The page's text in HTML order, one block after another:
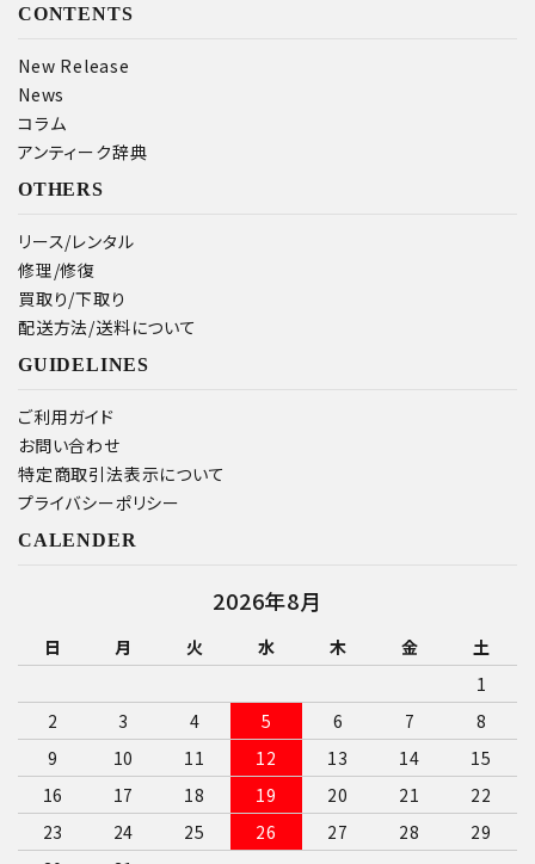
CONTENTS
New Release
News
コラム
アンティーク辞典
OTHERS
リース/レンタル
修理/修復
買取り/下取り
配送方法/送料について
GUIDELINES
ご利用ガイド
お問い合わせ
特定商取引法表示について
プライバシーポリシー
CALENDER
2026年8月
日 月 火 水 木 金
土
1
2
3 4 5 6 7
8
9
10 11 12 13 14
15
16
17 18 19 20 21
22
23
24 25 26 27 28
29